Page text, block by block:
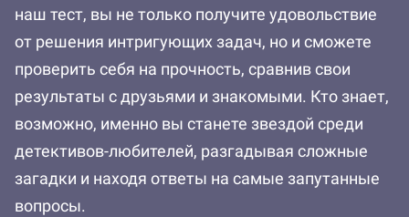
наш тест, вы не только получите удовольствие
от решения интригующих задач, но и сможете
проверить себя на прочность, сравнив свои
результаты с друзьями и знакомыми. Кто знает,
возможно, именно вы станете звездой среди
детективов-любителей, разгадывая сложные
загадки и находя ответы на самые запутанные
вопросы.